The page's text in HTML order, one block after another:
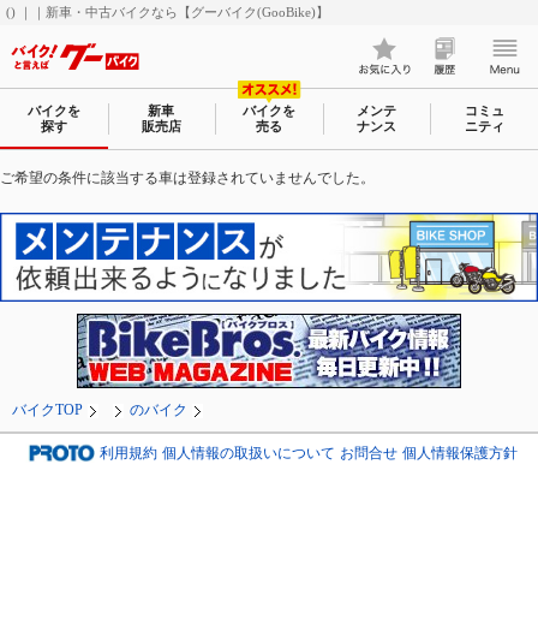
() ｜｜新車・中古バイクなら【グーバイク(GooBike)】
バイクを
探す
新車
販売店
バイクを
売る
メンテ
ナンス
コミュ
ニティ
ご希望の条件に該当する車は登録されていませんでした。
バイクTOP のバイク
利用規約 個人情報の取扱いについて お問合せ 個人情報保護方針